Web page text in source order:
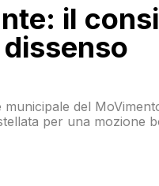
il
del
per una mozione
presentata dalle